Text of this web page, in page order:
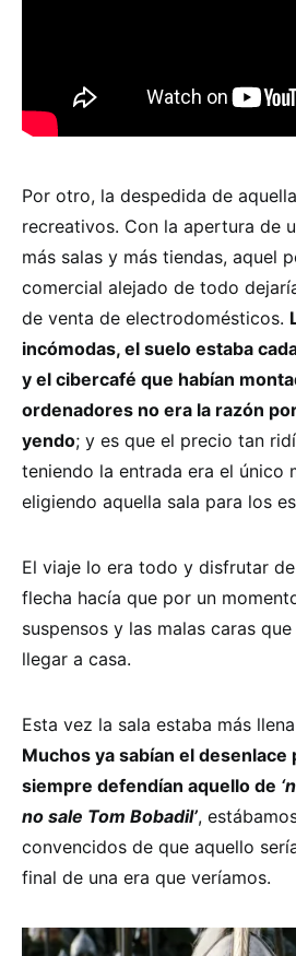
Por otro, la despedida de
recreativos. Con la apertura de
más salas y más tiendas, aquel
comercial alejado de todo
de venta de electrodomésticos.
incómodas, el suelo estaba
y el cibercafé que habían
ordenadores no era la razón
yendo; y es que el precio tan
teniendo la entrada era el único
eligiendo aquella sala para los
El viaje lo era todo y disfrutar
flecha hacía que por un
suspensos y las malas caras
llegar a casa.
Esta vez la sala estaba más
Muchos ya sabían el desenlace
siempre defendían aquello de
no sale Tom Bobadil’,
convencidos de que aquello
final de una era que veríamos.